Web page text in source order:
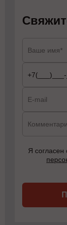
Я согласен